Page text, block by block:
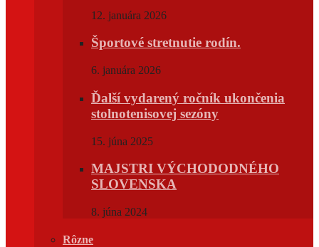
12. januára 2026
Športové stretnutie rodín.
6. januára 2026
Ďalší vydarený ročník ukončenia
stolnotenisovej sezóny
15. júna 2025
MAJSTRI VÝCHODODNÉHO
SLOVENSKA
8. júna 2024
Rôzne